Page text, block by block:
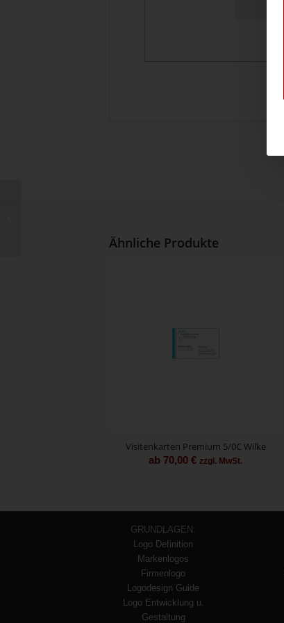
Ähnliche Produkte
Visitenkarten Premium 5/0C Wilke
ab 70,00€ zzgl. MwSt.
GRUNDLAGEN:
Logo Definition
Markenlogos
Firmenlogo
Logodesign Guide
Logo Entwicklung u.
Gestaltung